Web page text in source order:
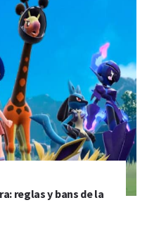
reglas y bans de la